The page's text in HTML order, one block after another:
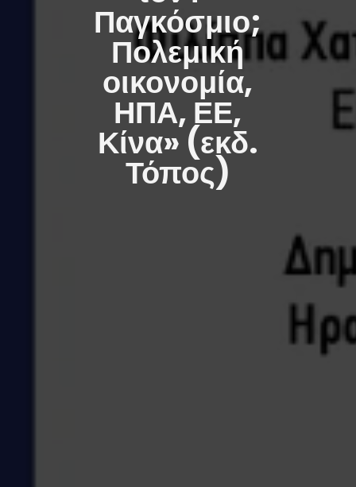
Παγκόσμιο;
Πολεμική
οικονομία,
ΗΠΑ, ΕΕ,
Κίνα» (εκδ.
Τόπος)